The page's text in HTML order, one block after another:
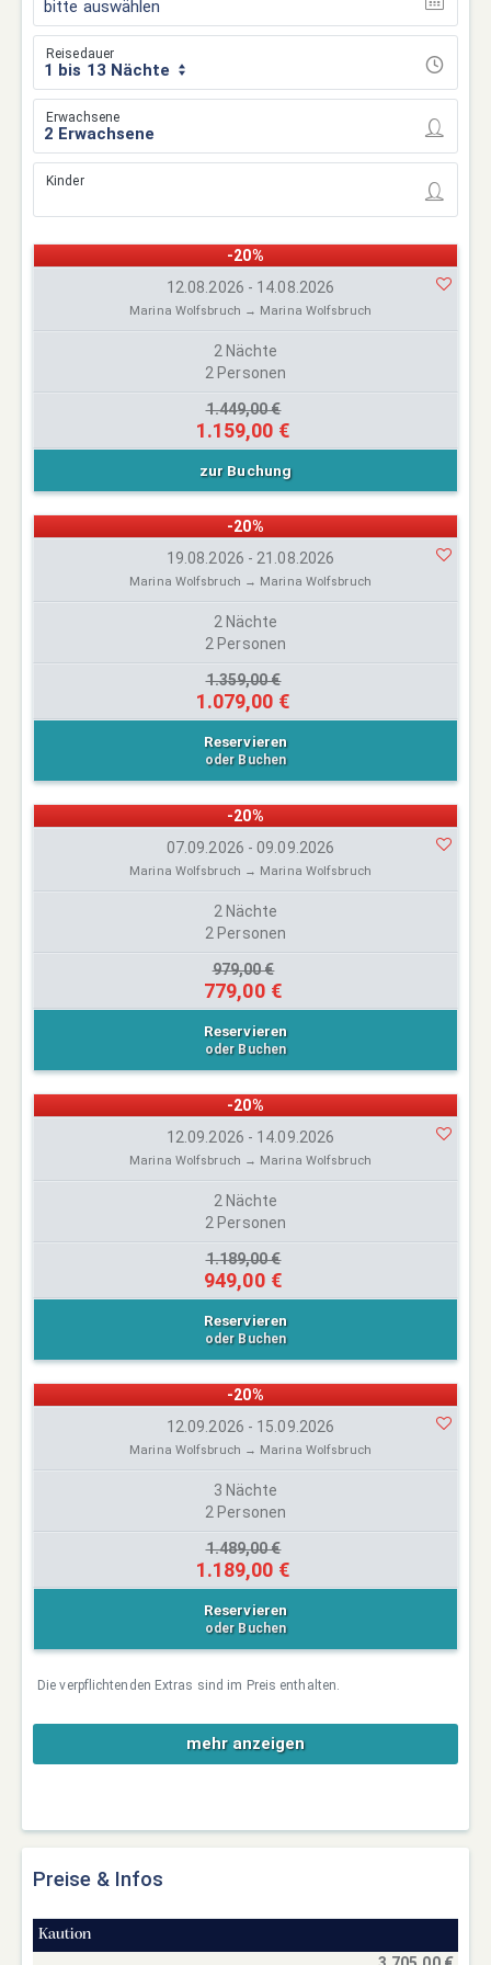
bitte auswählen
Reisedauer
1 bis 13 Nächte
Erwachsene
Kinder
-20%
12.08.2026 - 14.08.2026
Marina Wolfsbruch → Marina Wolfsbruch
2 Nächte
2 Personen
1.449,00 €
1.159,00 €
zur Buchung
-20%
19.08.2026 - 21.08.2026
Marina Wolfsbruch → Marina Wolfsbruch
2 Nächte
2 Personen
1.359,00 €
1.079,00 €
Reservieren
oder Buchen
-20%
07.09.2026 - 09.09.2026
Marina Wolfsbruch → Marina Wolfsbruch
2 Nächte
2 Personen
979,00 €
779,00 €
Reservieren
oder Buchen
-20%
12.09.2026 - 14.09.2026
Marina Wolfsbruch → Marina Wolfsbruch
2 Nächte
2 Personen
1.189,00 €
949,00 €
Reservieren
oder Buchen
-20%
12.09.2026 - 15.09.2026
Marina Wolfsbruch → Marina Wolfsbruch
3 Nächte
2 Personen
1.489,00 €
1.189,00 €
Reservieren
oder Buchen
Die verpflichtenden Extras sind im Preis enthalten.
mehr anzeigen
Preise & Infos
Kaution